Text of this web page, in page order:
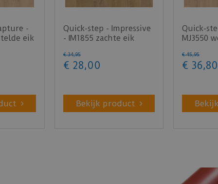
-
eik
Quick-step - Impressive
- IM1855 zachte eik
€ 34,95
€ 28,00
Bekijk product
Quick-
MJ3550
€ 45,95
€ 36,80